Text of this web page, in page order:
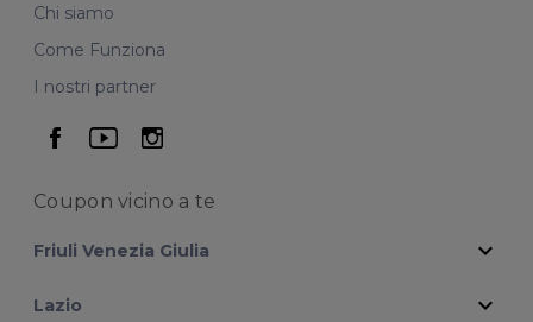
Chi siamo
Come Funziona
I nostri partner
seguici su facebook
seguici su youtube
seguici su instagram
Coupon vicino a te
Friuli Venezia Giulia expand_more
Lazio expand_more